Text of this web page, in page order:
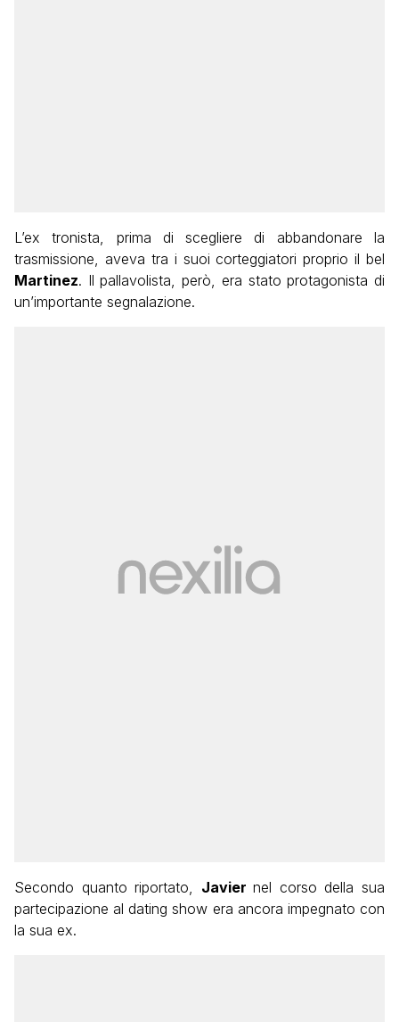
L’ex tronista, prima di scegliere di abbandonare la
trasmissione, aveva tra i suoi corteggiatori proprio il bel
Martinez. Il pallavolista, però, era stato protagonista di
un’importante segnalazione.
Secondo quanto riportato, Javiernel corso della sua
partecipazione al dating show era ancora impegnato con
la sua ex.